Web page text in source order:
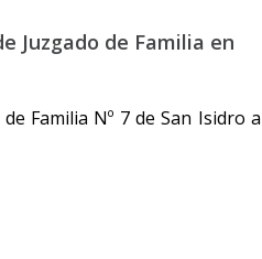
Juzgado de Familia en
Familia Nº 7 de San Isidro a